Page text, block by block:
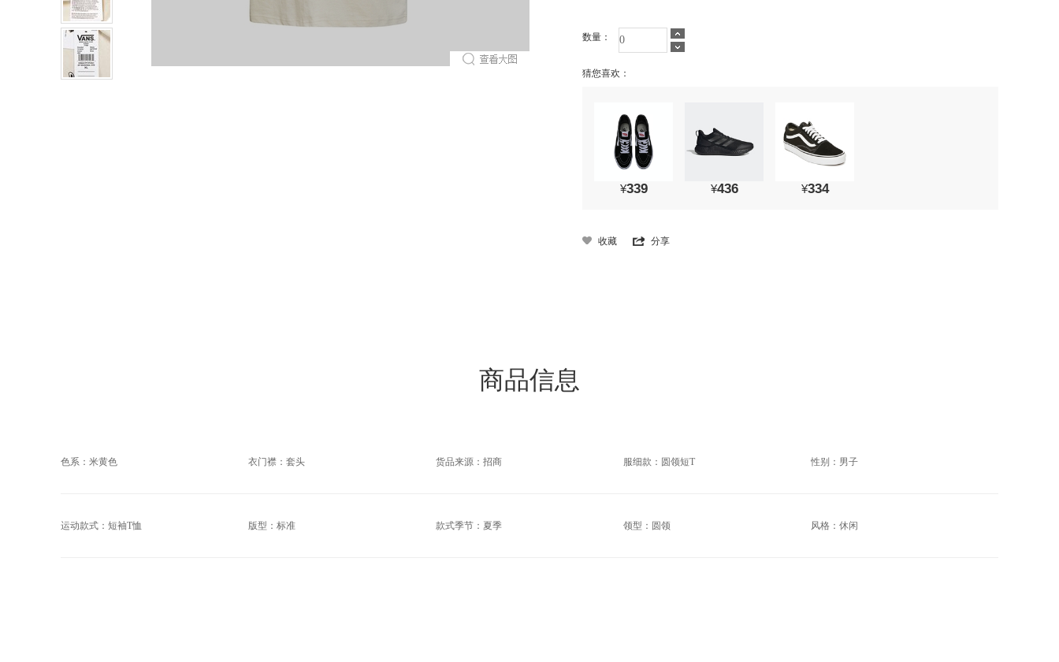
数量：
猜您喜欢：
¥339 ¥436 ¥334
收藏 分享
商品信息
色系：米黄色 衣门襟：套头 货品来源：招商 服细款：圆领短T 性别：男子
运动款式：短袖T恤 版型：标准 款式季节：夏季 领型：圆领 风格：休闲